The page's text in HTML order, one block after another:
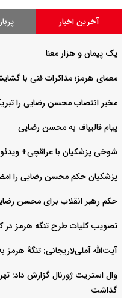
آخرین اخبار
یک پیمان و هزار معنا
معمای هرمز؛ مذاکرات فنی با
مخبر انتصاب محسن رضایی را
پیام قالیباف به محسن رضایی
شوخی پزشکیان با عراقچی+ ویدئو
پزشکیان حکم محسن رضایی را
حکم رهبر انقلاب برای محسن
تصویب کلیات طرح تنگه هرمز در
آیت‌الله آملی‌لاریجانی: تنگهٔ
گذاشت